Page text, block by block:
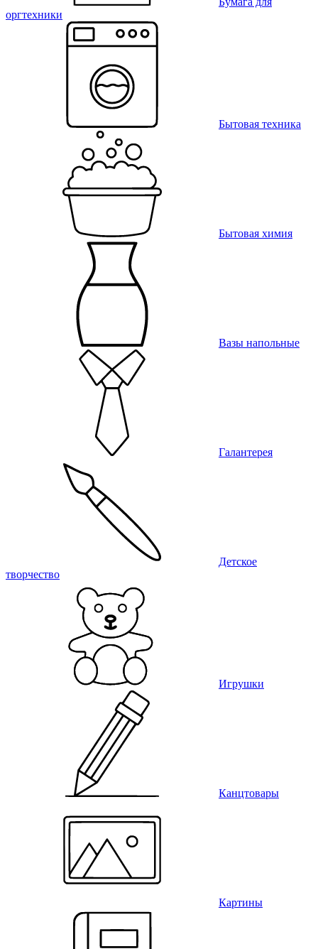
оргтехники
Бытовая техника
Бытовая химия
Вазы напольные
Галантерея
Детское
творчество
Игрушки
Канцтовары
Картины